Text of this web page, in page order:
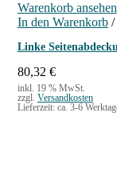
Warenkorb ansehen
In den Warenkorb /
Linke
80,32 €
inkl. 19 % MwSt.
zzgl. Versandkosten
Lieferzeit: ca. 3-6